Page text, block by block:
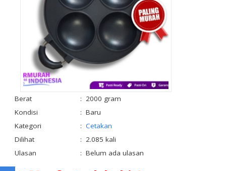
Berat : 2000 gram
Kondisi
: Baru
Kategori
: Cetakan
Dilihat
: 2.085 kali
Ulasan
: Belum ada ulasan